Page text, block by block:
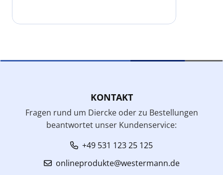
KONTAKT
Fragen rund um Diercke oder zu Bestellungen
beantwortet unser Kundenservice:
+49 531 123 25 125
onlineprodukte@westermann.de